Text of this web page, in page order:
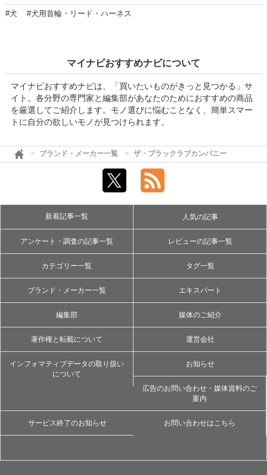
#犬 #犬用首輪・リード・ハーネス
マイナビおすすめナビについて
マイナビおすすめナビは、「買いたいものがきっと見つかる」サ
イト。各分野の専門家と編集部があなたのためにおすすめの商品
を厳選してご紹介します。モノ選びに悩むことなく、簡単スマー
トに自分の欲しいモノが見つけられます。
ブランド・メーカー一覧 ザ・ブラックラブカンパニー
新着記事一覧 人気の記事
アンケート・調査の記事一覧 レビューの記事一覧
カテゴリー一覧 タグ一覧
ブランド・メーカー一覧 エキスパート
編集部 媒体のご紹介
著作権と転載について 運営会社
インフォマティブデータの取り扱い
について
お知らせ
広告のお問い合わせ・媒体資料のご
案内
サービス終了のお知らせ お問い合わせはこちら